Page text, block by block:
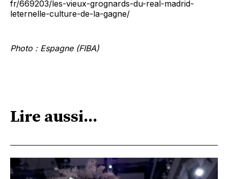
fr/669203/les-vieux-grognards-du-real-madrid-
leternelle-culture-de-la-gagne/
Photo : Espagne (FIBA)
Lire aussi...